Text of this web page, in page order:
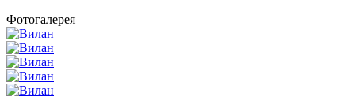
Фотогалерея